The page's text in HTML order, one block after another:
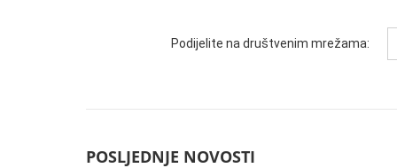
Podijelite na društvenim mrežama:
POSLJEDNJE NOVOSTI